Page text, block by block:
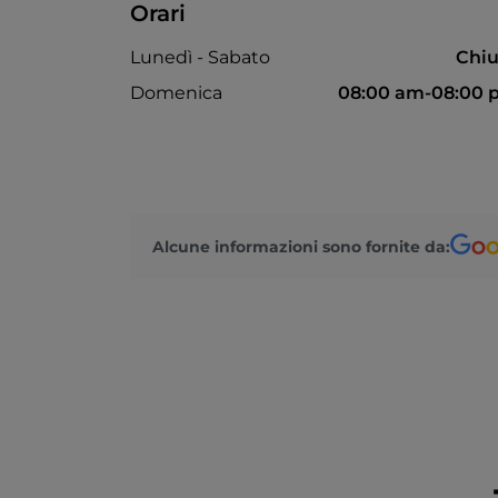
Orari
Lunedì - Sabato
Domenica
08:00 am-08:00
Alcune informazioni sono fornite da: